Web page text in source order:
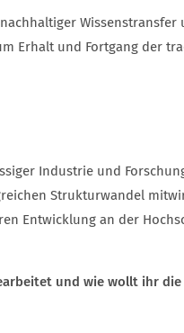
Erhalt und Fortgang der
Industrie und
Strukturwandel
Entwicklung an der
und wie wollt ihr